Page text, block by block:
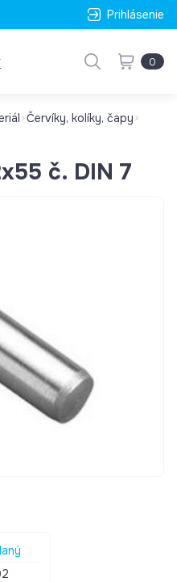
Prihlásenie
0
Červíky, kolíky, čapy
č. DIN 7